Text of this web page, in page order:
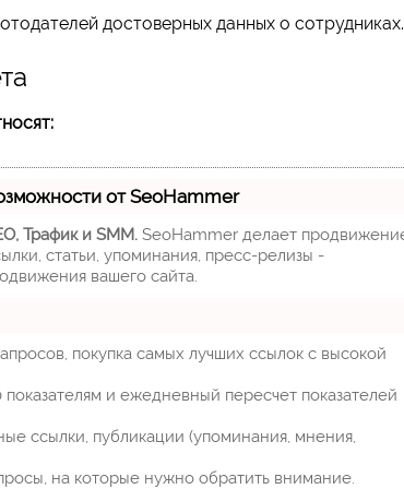
достоверных данных о сотрудниках.
от SeoHammer
Трафик и SMM. SeoHammer делает
статьи, упоминания, пресс-релизы -
вашего сайта.
покупка самых лучших ссылок с высокой
и ежедневный пересчет показателей
ссылки, публикации (упоминания, мнения,
на которые нужно обратить внимание.